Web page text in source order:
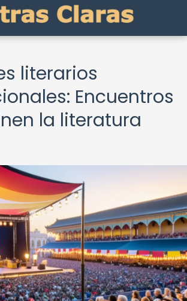
literarios
Encuentros
la literatura